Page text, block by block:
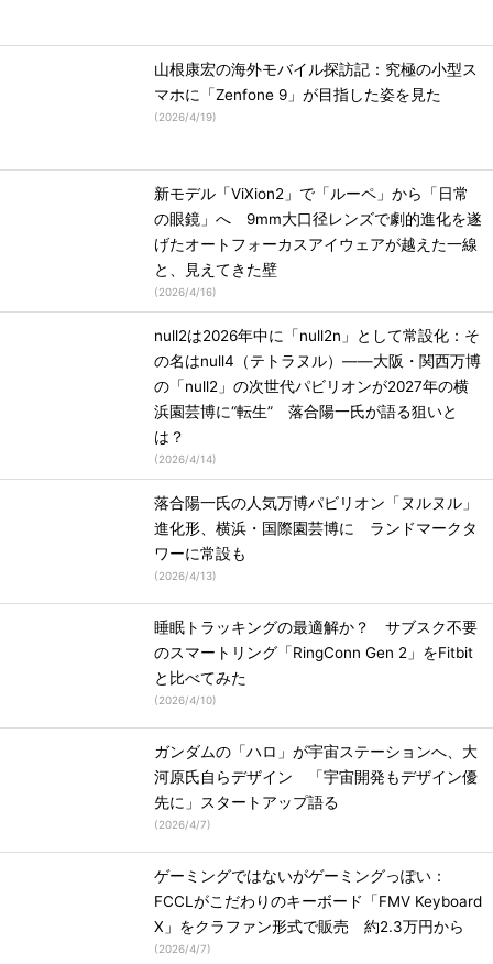
山根康宏の海外モバイル探訪記：究極の小型ス
マホに「Zenfone 9」が目指した姿を見た
(2026/4/19)
新モデル「ViXion2」で「ルーペ」から「日常
の眼鏡」へ 9mm大口径レンズで劇的進化を遂
げたオートフォーカスアイウェアが越えた一線
と、見えてきた壁
(2026/4/16)
null2は2026年中に「null2n」として常設化：そ
の名はnull4（テトラヌル）――大阪・関西万博
の「null2」の次世代パビリオンが2027年の横
浜園芸博に“転生” 落合陽一氏が語る狙いと
は？
(2026/4/14)
落合陽一氏の人気万博パビリオン「ヌルヌル」
進化形、横浜・国際園芸博に ランドマークタ
ワーに常設も
(2026/4/13)
睡眠トラッキングの最適解か？ サブスク不要
のスマートリング「RingConn Gen 2」をFitbit
と比べてみた
(2026/4/10)
ガンダムの「ハロ」が宇宙ステーションへ、大
河原氏自らデザイン 「宇宙開発もデザイン優
先に」スタートアップ語る
(2026/4/7)
ゲーミングではないがゲーミングっぽい：
FCCLがこだわりのキーボード「FMV Keyboard
X」をクラファン形式で販売 約2.3万円から
(2026/4/7)